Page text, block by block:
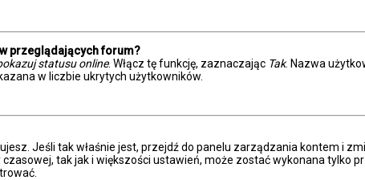
przeglądających forum?
statusu online. Włącz tę funkcję, zaznaczając Tak. Nazwa
w liczbie ukrytych użytkowników.
Jeśli tak właśnie jest, przejdź do panelu zarządzania kontem i
tak jak i większości ustawień, może zostać wykonana tylko